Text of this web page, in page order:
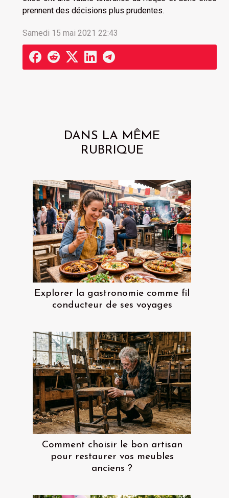
DANS LA MÊME
RUBRIQUE
Explorer la gastronomie comme fil
conducteur de ses voyages
Comment choisir le bon artisan
pour restaurer vos meubles
anciens ?
prennent des décisions plus prudentes.
Samedi 15 mai 2021 22:43